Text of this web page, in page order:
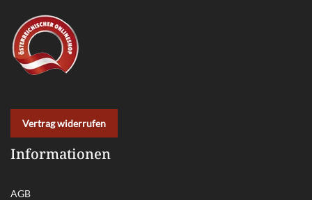
Vertrag widerrufen
Informationen
AGB